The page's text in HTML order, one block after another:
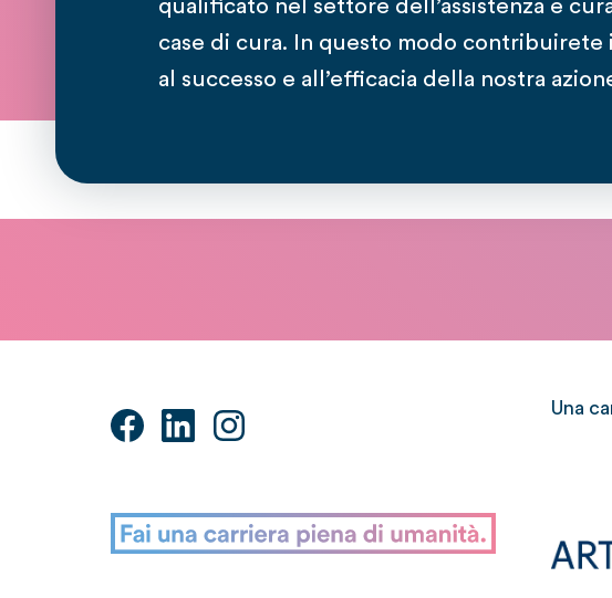
qualificato nel settore dell’assistenza e
case di cura. In questo modo contribuirete
al successo e all’efficacia della nostra
Una